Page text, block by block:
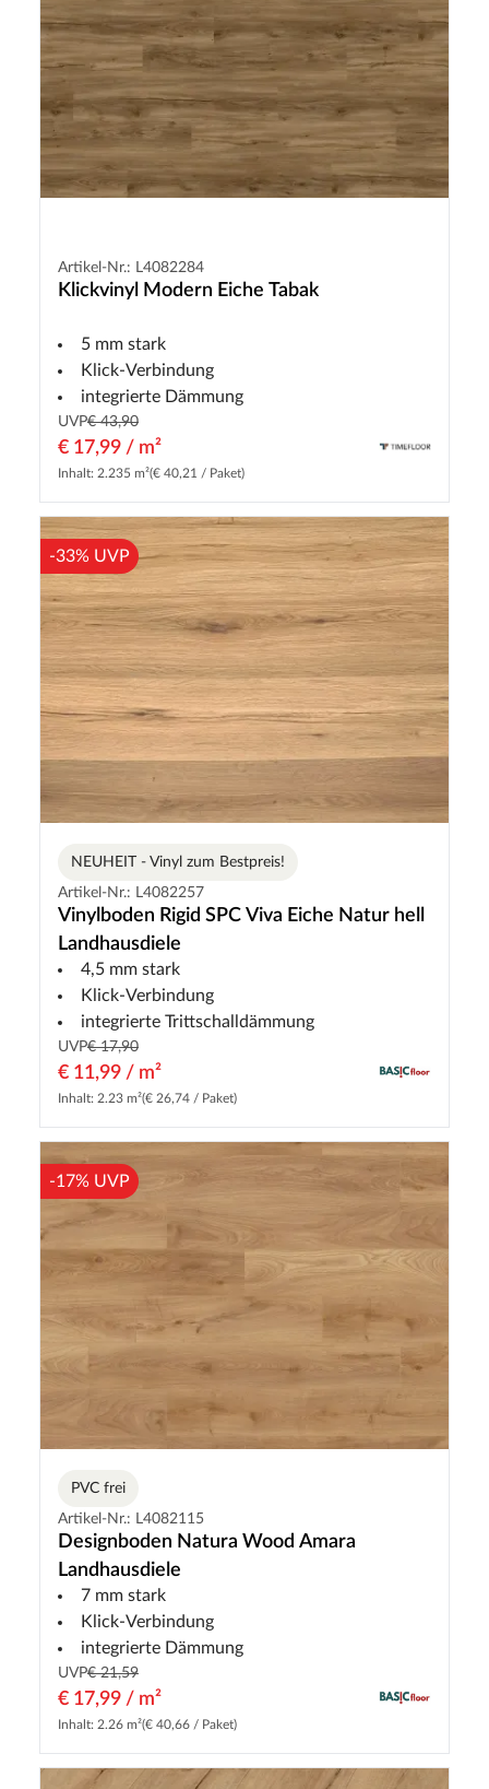
Artikel-Nr.: L4082284
Klickvinyl Modern Eiche Tabak
5 mm stark
Klick-Verbindung
integrierte Dämmung
UVP€ 43,90
€ 17,99 / m²
Inhalt: 2.235 m²(€ 40,21 / Paket)
-33% UVP
NEUHEIT - Vinyl zum Bestpreis!
Artikel-Nr.: L4082257
Vinylboden Rigid SPC Viva Eiche Natur hell
Landhausdiele
4,5 mm stark
Klick-Verbindung
integrierte Trittschalldämmung
UVP€ 17,90
€ 11,99 / m²
Inhalt: 2.23 m²(€ 26,74 / Paket)
-17% UVP
PVC frei
Artikel-Nr.: L4082115
Designboden Natura Wood Amara
Landhausdiele
7 mm stark
Klick-Verbindung
integrierte Dämmung
UVP€ 21,59
€ 17,99 / m²
Inhalt: 2.26 m²(€ 40,66 / Paket)